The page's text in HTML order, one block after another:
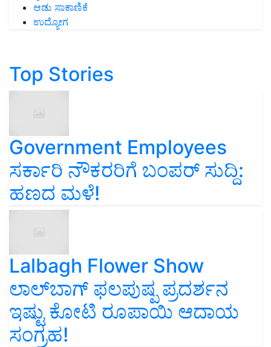
ಆಡು ಸಾಕಾಣಿಕೆ
ಉದ್ಯೋಗ
Top Stories
Government Employees
ಸರ್ಕಾರಿ ನೌಕರರಿಗೆ ಬಂಪರ್‌ ಸುದ್ದಿ:
ಹಣದ ಮಳೆ!
Lalbagh Flower Show
ಲಾಲ್‌ಬಾಗ್ ಫಲಪುಷ್ಪ ಪ್ರದರ್ಶನ
ಇಷ್ಟು ಕೋಟಿ ರೂಪಾಯಿ ಆದಾಯ
ಸಂಗ್ರಹ!